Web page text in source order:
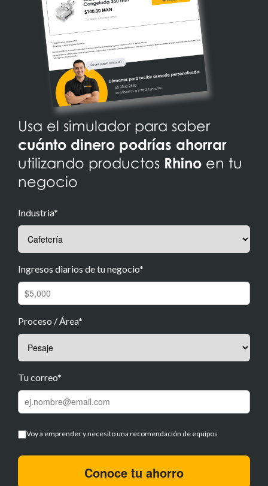
Usa el simulador para saber
cuánto dinero podrías ahorrar
utilizando productos Rhino en tu
negocio
Industria*
Ingresos diarios de tu negocio*
Proceso / Área*
Tu correo*
Voy a emprender y necesito una recomendación de equipos
Conoce tu ahorro